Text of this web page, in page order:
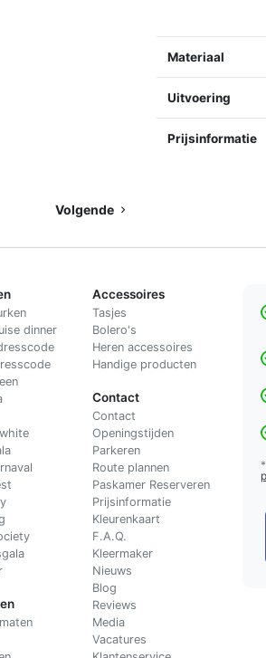
Materiaal
Uitvoering
Prijsinformatie
Volgende
dinner
Accessoires
Tasjes
Bolero's
Heren accessoires
Handige producten
Contact
Contact
Openingstijden
Parkeren
Route plannen
Paskamer Reserveren
Prijsinformatie
Kleurenkaart
F.A.Q.
Kleermaker
Nieuws
Blog
Reviews
Media
Vacatures